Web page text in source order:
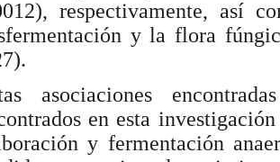
respectivamente, así
y la flora
asociaciones
en esta
y fermentación